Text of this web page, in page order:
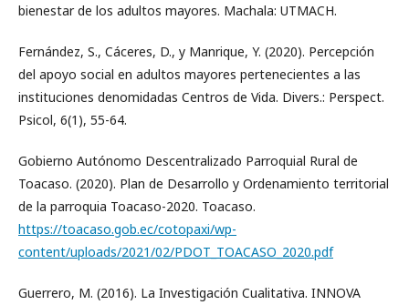
bienestar de los adultos mayores. Machala: UTMACH.
Fernández, S., Cáceres, D., y Manrique, Y. (2020). Percepción
del apoyo social en adultos mayores pertenecientes a las
instituciones denomidadas Centros de Vida. Divers.: Perspect.
Psicol, 6(1), 55-64.
Gobierno Autónomo Descentralizado Parroquial Rural de
Toacaso. (2020). Plan de Desarrollo y Ordenamiento territorial
de la parroquia Toacaso-2020. Toacaso.
https://toacaso.gob.ec/cotopaxi/wp-
content/uploads/2021/02/PDOT_TOACASO_2020.pdf
Guerrero, M. (2016). La Investigación Cualitativa. INNOVA